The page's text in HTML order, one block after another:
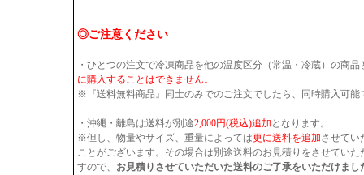
◎ご注意ください
・ひとつの注文で冷凍商品を他の温度区分（常温・冷蔵）の商品
に購入することはできません。
※『送料無料商品』同士のみでのご注文でしたら、同時購入可能
・沖縄・離島は送料が別途2,000円(税込)追加 となります。
※但し、物量やサイズ、重量によっては更に送料を追加させてい
ことがございます。その場合は別途送料のお見積りをさせていた
すので、 お見積りさせていただいた送料のご了承をいただけまし